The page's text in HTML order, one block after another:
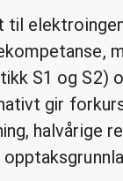
til
S1 og S2)
gir
halvårige